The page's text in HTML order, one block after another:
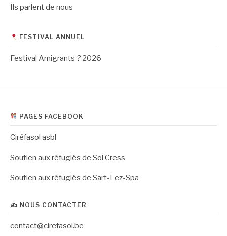
Ils parlent de nous
FESTIVAL ANNUEL
Festival Amigrants ? 2026
PAGES FACEBOOK
Ciréfasol asbl
Soutien aux réfugiés de Sol Cress
Soutien aux réfugiés de Sart-Lez-Spa
✍️ NOUS CONTACTER
contact@cirefasol.be